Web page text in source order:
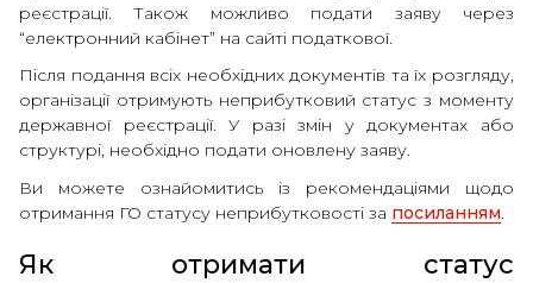
реєстрації. Також можливо подати заяву через
“електронний кабінет” на сайті податкової.
Після подання всіх необхідних документів та їх розгляду,
організації отримують неприбутковий статус з моменту
державної реєстрації. У разі змін у документах або
структурі, необхідно подати оновлену заяву.
Ви можете ознайомитись із рекомендаціями щодо
отримання ГО статусу неприбутковості за посиланням.
Як отримати статус